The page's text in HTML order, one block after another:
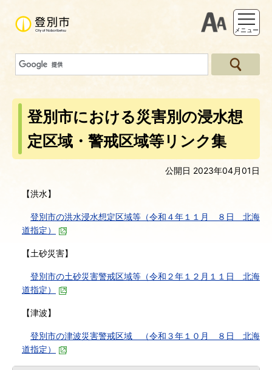
支援ツー
メニュー
登別市における災害別の浸水想
定区域・警戒区域等リンク集
公開日 2023年04月01日
【洪水】
登別市の洪水浸水想定区域等（令和４年１１月 ８日 北海
道指定）
【土砂災害】
登別市の土砂災害警戒区域等（令和２年１２月１１日 北海
道指定）
【津波】
登別市の津波災害警戒区域 （令和３年１０月 ８日 北海
道指定）